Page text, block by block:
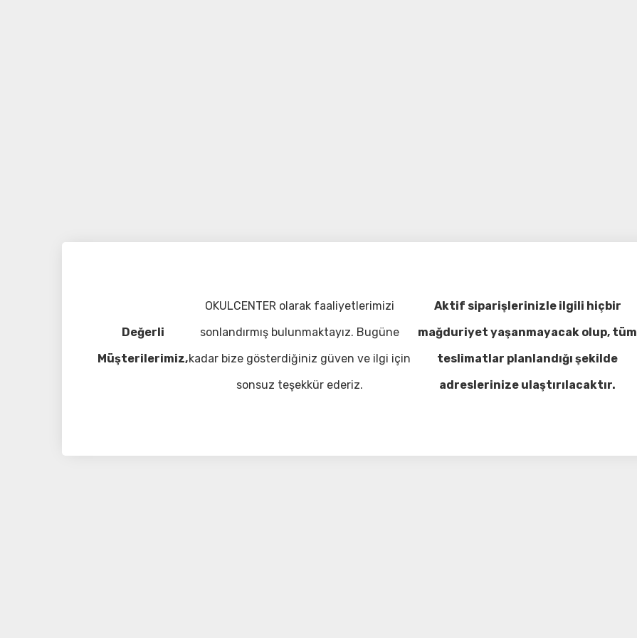
Değerli
Müşterilerimiz,
OKULCENTER olarak faaliyetlerimizi
sonlandırmış bulunmaktayız. Bugüne
kadar bize gösterdiğiniz güven ve ilgi için
sonsuz teşekkür ederiz.
Aktif siparişlerinizle ilgili hiçbir
mağduriyet yaşanmayacak olup, tüm
teslimatlar planlandığı şekilde
adreslerinize ulaştırılacaktır.